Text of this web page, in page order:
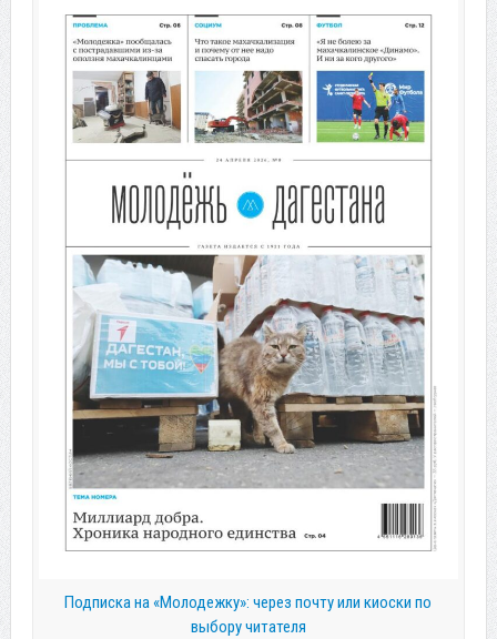
Подписка на «Молодежку»: через почту или киоски по
выбору читателя